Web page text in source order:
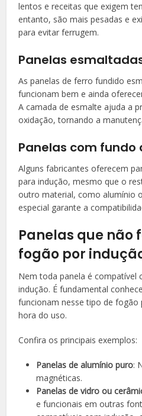
lentos e receitas que exigem
entanto, são mais pesadas e
para evitar ferrugem.
Panelas
As panelas de ferro fundido
funcionam bem e ainda
A camada de esmalte ajuda a
oxidação, tornando a
Panelas com fundo
Alguns fabricantes oferecem
para indução, mesmo que o
outro material, como alumínio
especial garante a
Panelas que não
fogão por
Nem toda panela é compatível
indução. É fundamental
funcionam nesse tipo de fogão
hora do uso.
Confira os principais exemplos:
Panelas de alumínio puro:
magnéticas.
Panelas de vidro ou
e funcionais em outras